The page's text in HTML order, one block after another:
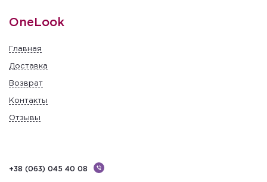
OneLook
Главная
Доставка
Возврат
Контакты
Отзывы
+38 (063) 045 40 08